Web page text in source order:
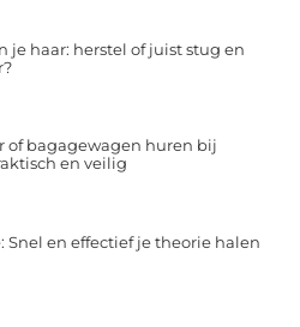
je haar: herstel of juist stug en
of bagagewagen huren bij
en veilig
Snel en effectief je theorie halen